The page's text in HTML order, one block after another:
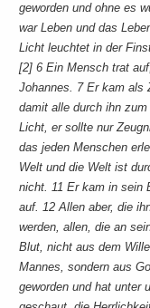
geworden und ohne es
war Leben und das
Licht leuchtet in der
[2] 6 Ein Mensch trat
Johannes. 7 Er kam als
damit alle durch ihn
Licht, er sollte nur
das jeden Menschen
Welt und die Welt ist
nicht. 11 Er kam in sein
auf. 12 Allen aber, die
werden, allen, die an
Blut, nicht aus dem
Mannes, sondern aus
geworden und hat unter